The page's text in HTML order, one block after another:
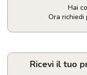
Hai
Ora richiedi
Borraccia
personalizzabile
Ricevi il tuo